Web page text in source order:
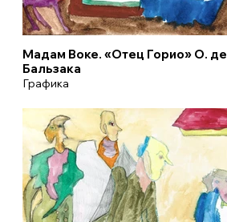
Мадам Воке. «Отец Горио» О. де
Бальзака
Графика